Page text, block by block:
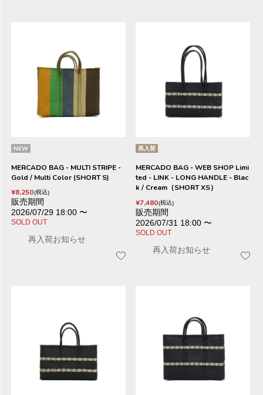
NEW
MERCADO BAG - MULTI STRIPE -
Gold / Multi Color (SHORT S)
¥8,250 税込
販売期間
2026/07/29 18:00 〜
SOLD OUT
再入荷お知らせ
再入荷
MERCADO BAG - WEB SHOP Limi
ted - LINK - LONG HANDLE - Blac
k / Cream（SHORT XS）
¥7,480 税込
販売期間
2026/07/31 18:00 〜
SOLD OUT
再入荷お知らせ